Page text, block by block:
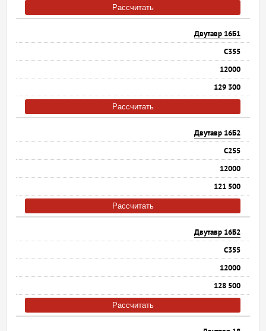
Рассчитать
Двутавр 16Б1
С355
12000
129 300
Рассчитать
Двутавр 16Б2
С255
12000
121 500
Рассчитать
Двутавр 16Б2
С355
12000
128 500
Рассчитать